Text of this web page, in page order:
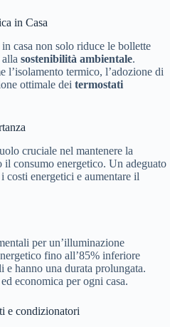
in Casa
casa non solo riduce le bollette
sostenibilità ambientale.
l’isolamento termico, l’adozione di
ottimale dei termostati
cruciale nel mantenere la
il consumo energetico. Un adeguato
costi energetici e aumentare il
per un’illuminazione
fino all’85% inferiore
hanno una durata prolungata.
economica per ogni casa.
e condizionatori